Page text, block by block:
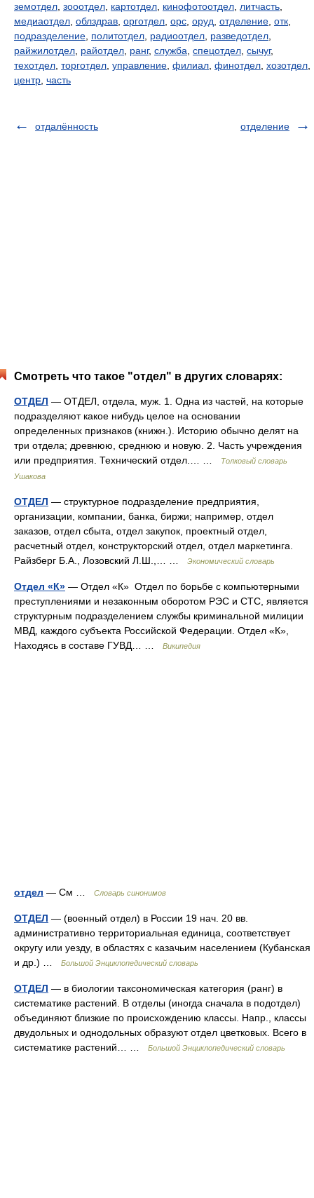
земотдел зооотдел картотдел кинофотоотдел литчасть
медиаотдел облздрав орготдел орс оруд отделение отк
подразделение политотдел радиоотдел разведотдел
райжилотдел райотдел ранг, служба спецотдел сычуг,
техотдел торготдел управление филиал финотдел хозотдел
центр часть
отдалённость отделение
Смотреть что такое "отдел" в других словарях:
ОТДЕЛ — ОТДЕЛ, отдела, муж. 1. Одна из частей, на которые
подразделяют какое нибудь целое на основании
определенных признаков (книжн.). Историю обычно делят на
три отдела; древнюю, среднюю и новую. 2. Часть учреждения
или предприятия. Технический отдел.… …
Толковый словарь
Ушакова
ОТДЕЛ — структурное подразделение предприятия,
организации, компании, банка, биржи; например, отдел
заказов, отдел сбыта, отдел закупок, проектный отдел,
расчетный отдел, конструкторский отдел, отдел маркетинга.
Райзберг Б.А., Лозовский Л.Ш.,… …
Экономический словарь
Отдел «К» — Отдел «К» Отдел по борьбе с компьютерными
преступлениями и незаконным оборотом РЭС и СТС, является
структурным подразделением службы криминальной милиции
МВД, каждого субъекта Российской Федерации. Отдел «К»,
Находясь в составе ГУВД… …
Википедия
отдел — См … Словарь синонимов
ОТДЕЛ — (военный отдел) в России 19 нач. 20 вв.
административно территориальная единица, соответствует
округу или уезду, в областях с казачьим населением (Кубанская
и др.) …
Большой Энциклопедический словарь
ОТДЕЛ — в биологии таксономическая категория (ранг) в
систематике растений. В отделы (иногда сначала в подотдел)
объединяют близкие по происхождению классы. Напр., классы
двудольных и однодольных образуют отдел цветковых. Всего в
систематике растений… …
Большой Энциклопедический словарь